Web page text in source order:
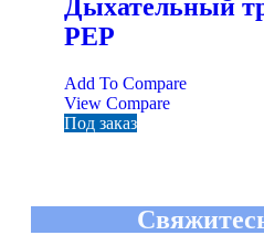
Дыхательный
РЕР
Add To Compare
View Compare
Под заказ